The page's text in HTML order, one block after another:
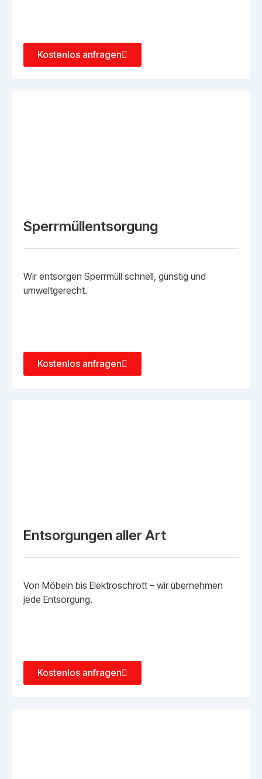
Kostenlos anfragen
Sperrmüllentsorgung
Wir entsorgen Sperrmüll schnell, günstig und
umweltgerecht.
Kostenlos anfragen
Entsorgungen aller Art
Von Möbeln bis Elektroschrott – wir übernehmen
jede Entsorgung.
Kostenlos anfragen